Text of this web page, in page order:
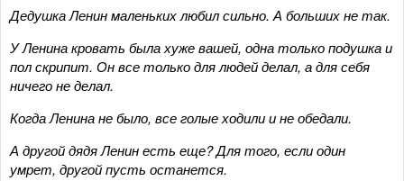
Дедушка Ленин маленьких любил сильно. А больших не так.
У Ленина кровать была хуже вашей, одна только подушка и
пол скрипит. Он все только для людей делал, а для себя
ничего не делал.
Когда Ленина не было, все голые ходили и не обедали.
А другой дядя Ленин есть еще? Для того, если один
умрет, другой пусть останется.